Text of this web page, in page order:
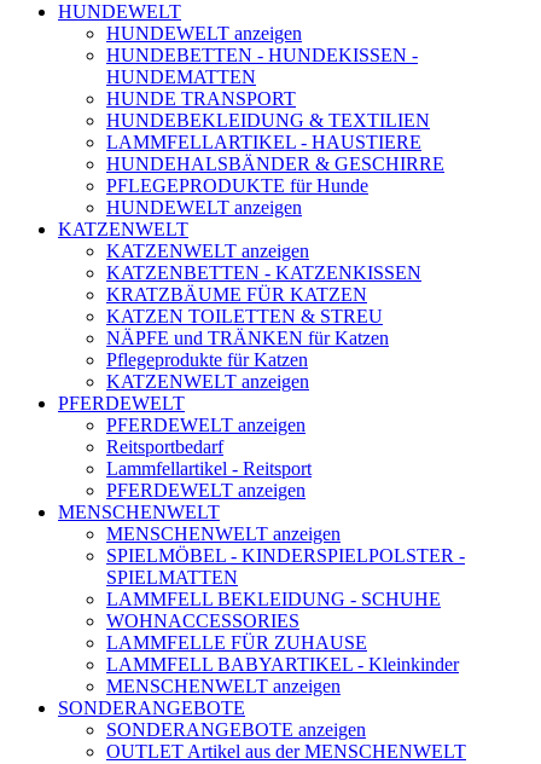
HUNDEWELT
HUNDEWELT anzeigen
HUNDEBETTEN - HUNDEKISSEN -
HUNDEMATTEN
HUNDE TRANSPORT
HUNDEBEKLEIDUNG & TEXTILIEN
LAMMFELLARTIKEL - HAUSTIERE
HUNDEHALSBÄNDER & GESCHIRRE
PFLEGEPRODUKTE für Hunde
HUNDEWELT anzeigen
KATZENWELT
KATZENWELT anzeigen
KATZENBETTEN - KATZENKISSEN
KRATZBÄUME FÜR KATZEN
KATZEN TOILETTEN & STREU
NÄPFE und TRÄNKEN für Katzen
Pflegeprodukte für Katzen
KATZENWELT anzeigen
PFERDEWELT
PFERDEWELT anzeigen
Reitsportbedarf
Lammfellartikel - Reitsport
PFERDEWELT anzeigen
MENSCHENWELT
MENSCHENWELT anzeigen
SPIELMÖBEL - KINDERSPIELPOLSTER -
SPIELMATTEN
LAMMFELL BEKLEIDUNG - SCHUHE
WOHNACCESSORIES
LAMMFELLE FÜR ZUHAUSE
LAMMFELL BABYARTIKEL - Kleinkinder
MENSCHENWELT anzeigen
SONDERANGEBOTE
SONDERANGEBOTE anzeigen
OUTLET Artikel aus der MENSCHENWELT